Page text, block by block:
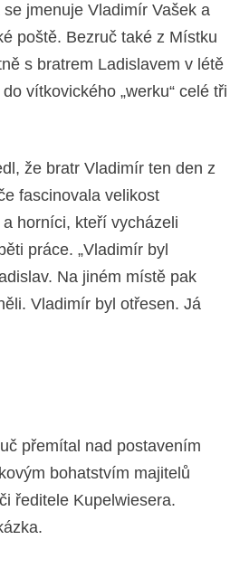
jmenuje Vladimír Vašek a
poště. Bezruč také z Místku
s bratrem Ladislavem v létě
vítkovického „werku“ celé tři
že bratr Vladimír ten den z
fascinovala velikost
horníci, kteří vycházeli
práce. „Vladimír byl
Na jiném místě pak
Vladimír byl otřesen. Já
přemítal nad postavením
bohatstvím majitelů
ředitele Kupelwiesera.